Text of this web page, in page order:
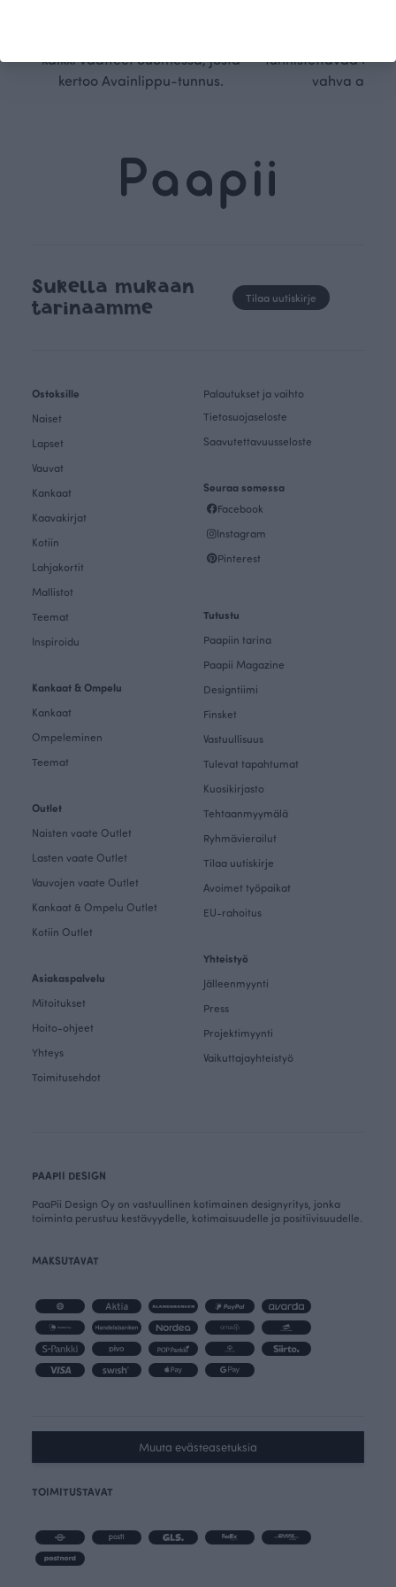
kaikki vaatteet Suomessa, josta
kertoo Avainlippu-tunnus.
tunnistettavaa
vahva
Sukella mukaan
tarinaamme
Tilaa uutiskirje
Ostoksille
Naiset
Lapset
Vauvat
Kankaat
Kaavakirjat
Kotiin
Lahjakortit
Mallistot
Teemat
Inspiroidu
Kankaat & Ompelu
Kankaat
Ompeleminen
Teemat
Outlet
Naisten vaate Outlet
Lasten vaate Outlet
Vauvojen vaate Outlet
Kankaat & Ompelu Outlet
Kotiin Outlet
Asiakaspalvelu
Mitoitukset
Hoito-ohjeet
Yhteys
Toimitusehdot
Palautukset ja vaihto
Tietosuojaseloste
Saavutettavuusseloste
Seuraa somessa
Facebook
Instagram
Pinterest
Tutustu
Paapiin tarina
Paapii Magazine
Designtiimi
Finsket
Vastuullisuus
Tulevat tapahtumat
Kuosikirjasto
Tehtaanmyymälä
Ryhmävierailut
Tilaa uutiskirje
Avoimet työpaikat
EU-rahoitus
Yhteistyö
Jälleenmyynti
Press
Projektimyynti
Vaikuttajayhteistyö
PAAPII DESIGN
PaaPii Design Oy on vastuullinen kotimainen designyritys, jonka
toiminta perustuu kestävyydelle, kotimaisuudelle ja positiivisuudelle.
MAKSUTAVAT
Muuta evästeasetuksia
TOIMITUSTAVAT